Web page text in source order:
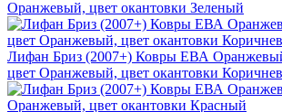
Оранжевый, цвет окантовки Зеленый
Лифан Бриз (2007+) Ковры ЕВА
цвет Оранжевый, цвет окантовки